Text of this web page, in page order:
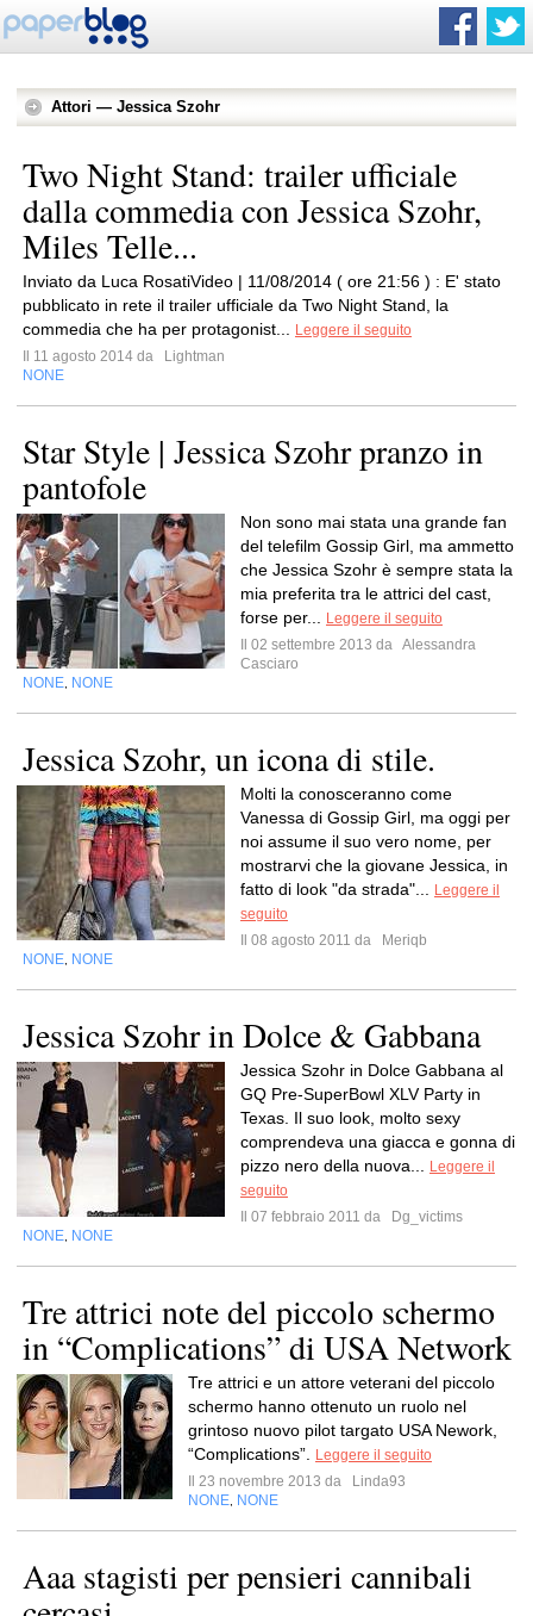
Attori — Jessica Szohr
Two Night Stand: trailer ufficiale
dalla commedia con Jessica Szohr,
Miles Telle...
Inviato da Luca RosatiVideo | 11/08/2014 ( ore 21:56 ) : E' stato
pubblicato in rete il trailer ufficiale da Two Night Stand, la
commedia che ha per protagonist...
Leggere il seguito
Il 11 agosto 2014 da
Lightman
NONE
Star Style | Jessica Szohr pranzo in
pantofole
Non sono mai stata una grande fan
del telefilm Gossip Girl, ma ammetto
che Jessica Szohr è sempre stata la
mia preferita tra le attrici del cast,
forse per...
Leggere il seguito
Il 02 settembre 2013 da Alessandra
Casciaro
NONE NONE
Jessica Szohr, un icona di stile.
Molti la conosceranno come
Vanessa di Gossip Girl, ma oggi per
noi assume il suo vero nome, per
mostrarvi che la giovane Jessica, in
fatto di look "da strada"...
Leggere il
seguito
Il 08 agosto 2011 da
Meriqb
NONE NONE
Jessica Szohr in Dolce & Gabbana
Jessica Szohr in Dolce Gabbana al
GQ Pre-SuperBowl XLV Party in
Texas. Il suo look, molto sexy
comprendeva una giacca e gonna di
pizzo nero della nuova...
Leggere il
seguito
Il 07 febbraio 2011 da
Dg_victims
NONE NONE
Tre attrici note del piccolo schermo
in “Complications” di USA Network
Tre attrici e un attore veterani del piccolo
schermo hanno ottenuto un ruolo nel
grintoso nuovo pilot targato USA Nework,
“Complications”.
Leggere il seguito
Il 23 novembre 2013 da
Linda93
NONE NONE
Aaa stagisti per pensieri cannibali